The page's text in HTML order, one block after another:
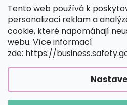
Tento web používá k
personalizaci reklam a
cookie, které napomáhají
webu. Více informací
zde: https://
Velká Británie
SPOLEHLIVÉ MOŽNOSTI DOPRAVY
BEZPEČNÉ MOŽNOSTI PLATBY